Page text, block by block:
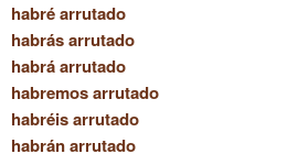
habré arrutado
habrás arrutado
habrá arrutado
habremos arrutado
habréis arrutado
habrán arrutado